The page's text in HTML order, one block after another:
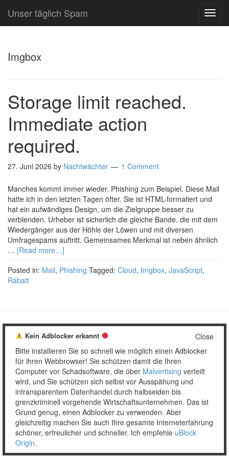
Unser täglich Spam
Imgbox
Storage limit reached.
Immediate action
required.
27. Juni 2026 by Nachtwächter 1 Comment
Manches kommt immer wieder. Phishing zum Beispiel. Diese Mail
hatte ich in den letzten Tagen öfter. Sie ist HTML-formatiert und
hat ein aufwändiges Design, um die Zielgruppe besser zu
verblenden. Urheber ist sicherlich die gleiche Bande, die mit dem
Wiedergänger aus der Höhle der Löwen und mit diversen
Umfragespams auftritt. Gemeinsames Merkmal ist neben ähnlich
… [Read more…]
Posted in: Mail, Phishing Tagged: Cloud, Imgbox, JavaScript,
Rabatt
Copyright © 2026 Unser täglich Spam.
Mobile
WordPress Theme by themehall.com
Close
Kein Adblocker erkannt
Bitte installieren Sie so schnell wie möglich einen Adblocker
für ihren Webbrowser! Sie schützen damit die Ihren
Computer vor Schadsoftware, die über Malvertising verteilt
wird, und Sie schützen sich selbst vor Ausspähung und
intransparentem Datenhandel durch halbseiden bis
grenzkriminell vorgehende Wirtschaftsunternehmen. Das ist
Grund genug, einen Adblocker zu verwenden. Aber
gleichzeitig machen Sie auch Ihre gesamte Interneterfahrung
schöner, erfreulicher und schneller. Ich empfehle uBlock
Origin.